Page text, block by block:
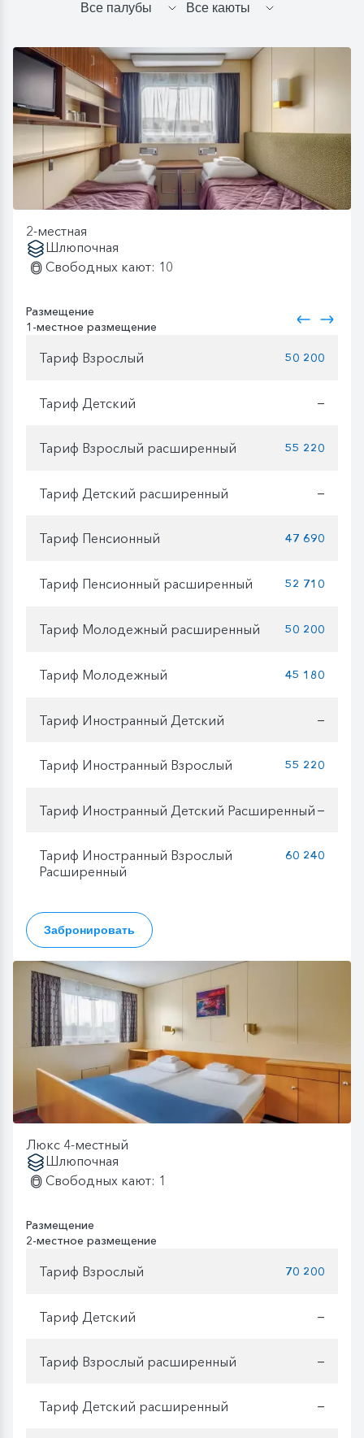
2-местная
Шлюпочная
Свободных кают: 10
Размещение
1-местное размещение
Тариф Взрослый 50 200
Тариф Детский —
Тариф Взрослый расширенный 55 220
Тариф Детский расширенный —
Тариф Пенсионный 47 690
Тариф Пенсионный расширенный 52 710
Тариф Молодежный расширенный 50 200
Тариф Молодежный 45 180
Тариф Иностранный Детский —
Тариф Иностранный Взрослый 55 220
Тариф Иностранный Детский Расширенный —
Тариф Иностранный Взрослый
Расширенный
60 240
Забронировать
Люкс 4-местный
Шлюпочная
Свободных кают: 1
Размещение
2-местное размещение
Тариф Взрослый 70 200
Тариф Детский —
Тариф Взрослый расширенный —
Тариф Детский расширенный —